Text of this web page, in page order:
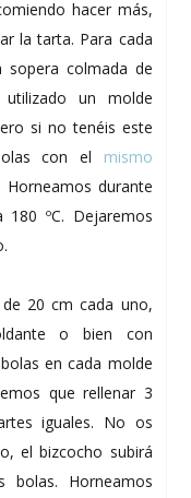
hacer más,
la tarta. Para cada
sopera colmada de
un molde
si no tenéis este
con el mismo
. Horneamos durante
ºC. Dejaremos
20 cm cada uno,
o bien con
en cada molde
que rellenar 3
iguales. No os
el bizcocho subirá
bolas. Horneamos